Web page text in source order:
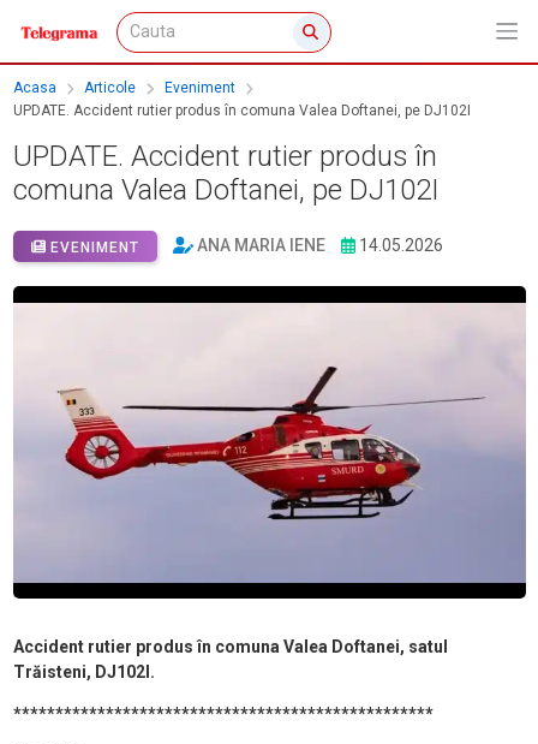
Acasa Articole
Eveniment
UPDATE. Accident rutier produs în comuna Valea Doftanei, pe DJ102I
UPDATE. Accident rutier produs în
comuna Valea Doftanei, pe DJ102I
EVENIMENT ANA MARIA IENE 14.05.2026
Accident rutier produs în comuna Valea Doftanei, satul
Trăisteni, DJ102I.
**************************************************